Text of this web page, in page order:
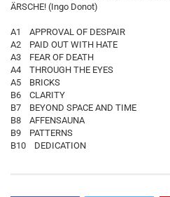
ÄRSCHE! (Ingo Donot)
A1 APPROVAL OF DESPAIR
A2 PAID OUT WITH HATE
A3 FEAR OF DEATH
A4 THROUGH THE EYES
A5 BRICKS
B6 CLARITY
B7 BEYOND SPACE AND TIME
B8 AFFENSAUNA
B9 PATTERNS
B10 DEDICATION